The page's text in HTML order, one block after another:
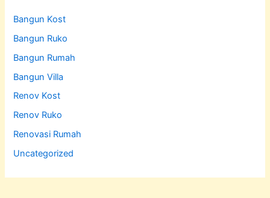
Bangun Kost
Bangun Ruko
Bangun Rumah
Bangun Villa
Renov Kost
Renov Ruko
Renovasi Rumah
Uncategorized